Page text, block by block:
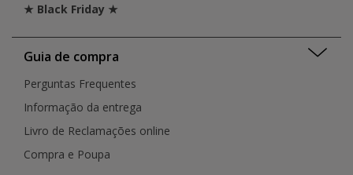
★ Black Friday ★
Guia de compra
Perguntas Frequentes
Informação da entrega
Livro de Reclamações online
Compra e Poupa